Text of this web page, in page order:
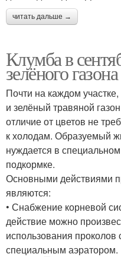
читать дальше →
Клумба в
зелёного
Почти на каждом участке,
и зелёный травяной
отличие от цветов не
к холодам. Образуемый
нуждается в
подкормке.
Основными действиями
являются:
• Снабжение корневой
действие можно
использования
специальным аэратором.